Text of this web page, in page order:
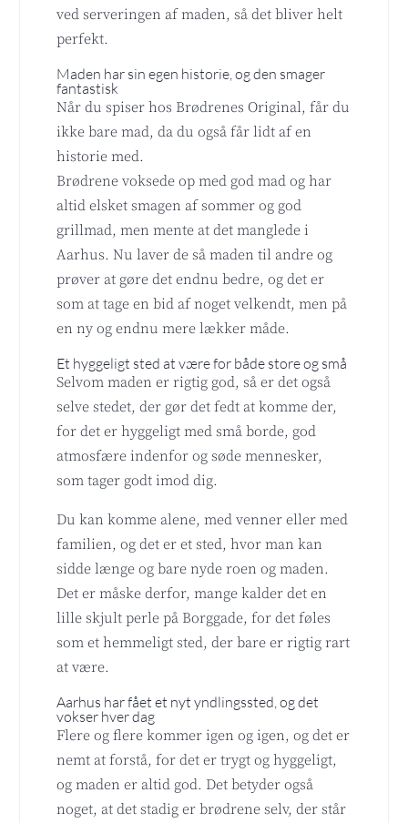
ved serveringen af maden, så det bliver helt
perfekt.
Maden har sin egen historie, og den smager
fantastisk
Når du spiser hos Brødrenes Original, får du
ikke bare mad, da du også får lidt af en
historie med.
Brødrene voksede op med god mad og har
altid elsket smagen af sommer og god
grillmad, men mente at det manglede i
Aarhus. Nu laver de så maden til andre og
prøver at gøre det endnu bedre, og det er
som at tage en bid af noget velkendt, men på
en ny og endnu mere lækker måde.
Et hyggeligt sted at være for både store og små
Selvom maden er rigtig god, så er det også
selve stedet, der gør det fedt at komme der,
for det er hyggeligt med små borde, god
atmosfære indenfor og søde mennesker,
som tager godt imod dig.
Du kan komme alene, med venner eller med
familien, og det er et sted, hvor man kan
sidde længe og bare nyde roen og maden.
Det er måske derfor, mange kalder det en
lille skjult perle på Borggade, for det føles
som et hemmeligt sted, der bare er rigtig rart
at være.
Aarhus har fået et nyt yndlingssted, og det
vokser hver dag
Flere og flere kommer igen og igen, og det er
nemt at forstå, for det er trygt og hyggeligt,
og maden er altid god. Det betyder også
noget, at det stadig er brødrene selv, der står